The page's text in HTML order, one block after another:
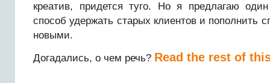
креатив, придется туго. Но я предлагаю
способ удержать старых клиентов и пополнить
новыми.
Догадались, о чем речь? Read the rest of